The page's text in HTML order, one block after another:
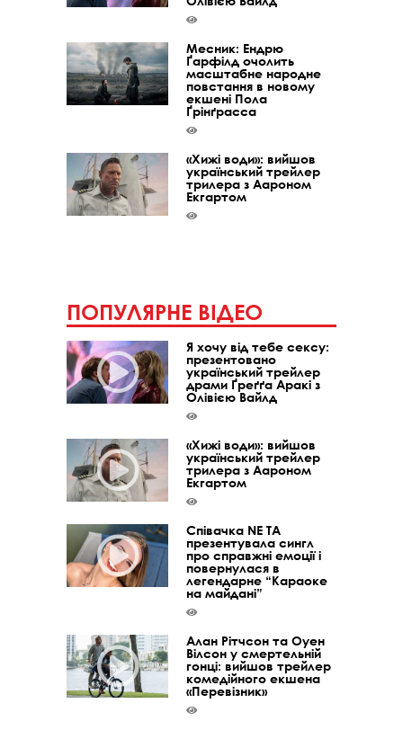
Месник: Ендрю
Ґарфілд очолить
масштабне народне
повстання в новому
екшені Пола
Ґрінґрасса
«Хижі води»: вийшов
український трейлер
трилера з Аароном
Екгартом
ПОПУЛЯРНЕ ВІДЕО
Я хочу від тебе сексу:
презентовано
український трейлер
драми Ґреґґа Аракі з
Олівією Вайлд
«Хижі води»: вийшов
український трейлер
трилера з Аароном
Екгартом
Співачка NE TA
презентувала сингл
про справжні емоції і
повернулася в
легендарне “Караоке
на майдані”
Алан Рітчсон та Оуен
Вілсон у смертельній
гонці: вийшов трейлер
комедійного екшена
«Перевізник»